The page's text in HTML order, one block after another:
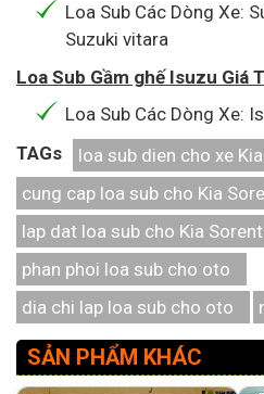
Loa Sub Các Dòng Xe:
Suzuki vitara
Loa Sub Gầm ghế Isuzu Giá
Loa Sub Các Dòng Xe:
TAGs
loa sub dien cho xe
cung cap loa sub cho Kia
lap dat loa sub cho Kia
phan phoi loa sub cho oto
dia chi lap loa sub cho oto
SẢN PHẨM KHÁC